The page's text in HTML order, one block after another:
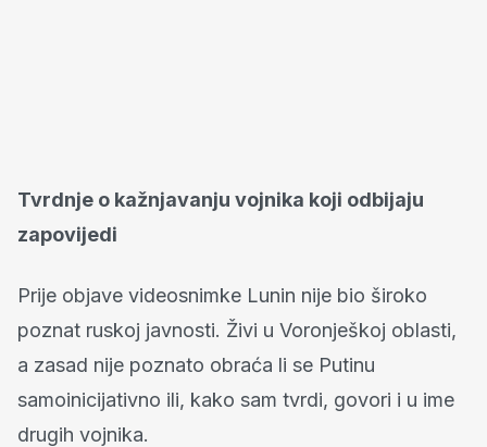
Tvrdnje o kažnjavanju vojnika koji odbijaju
zapovijedi
Prije objave videosnimke Lunin nije bio široko
poznat ruskoj javnosti. Živi u Voronješkoj oblasti,
a zasad nije poznato obraća li se Putinu
samoinicijativno ili, kako sam tvrdi, govori i u ime
drugih vojnika.